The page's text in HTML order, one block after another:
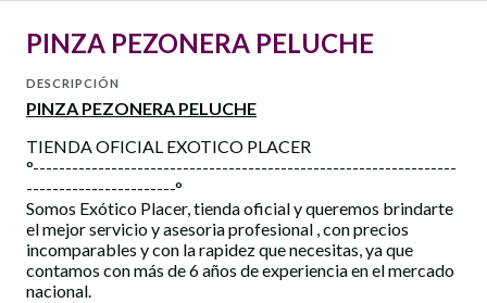
PINZA PEZONERA PELUCHE
DESCRIPCIÓN
PINZA PEZONERA PELUCHE
TIENDA OFICIAL EXOTICO PLACER
°-----------------------------------------------------------------
-----------------------°
Somos Exótico Placer, tienda oficial y queremos brindarte
el mejor servicio y asesoria profesional , con precios
incomparables y con la rapidez que necesitas, ya que
contamos con más de 6 años de experiencia en el mercado
nacional.